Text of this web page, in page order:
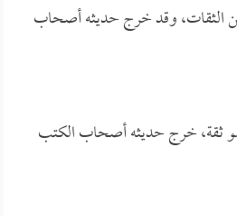
الثقات، وقد خرج حديثه أصحاب
ثقة، خرج حديثه أصحاب الكتب